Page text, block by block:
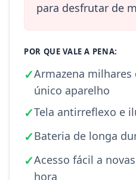
para desfrutar de
POR QUE VALE A PENA:
✓Armazena
único aparelho
✓Tela antirreflexo e
✓Bateria de longa
✓Acesso fácil a
hora